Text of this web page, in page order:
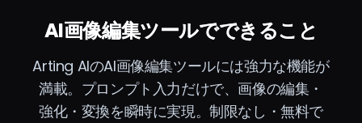
AI画像編集ツールでできること
Arting AIのAI画像編集ツールには強力な機能が
満載。プロンプト入力だけで、画像の編集・
強化・変換を瞬時に実現。制限なし・無料で